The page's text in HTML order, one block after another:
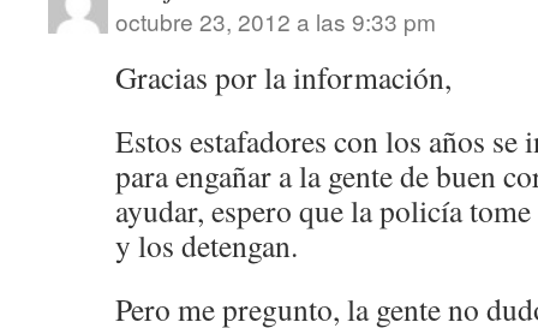
octubre 23, 2012 a las 9:33 pm
Gracias por la información,
Estos estafadores con los años se
para engañar a la gente de buen
ayudar, espero que la policía
y los detengan.
Pero me pregunto, la gente no